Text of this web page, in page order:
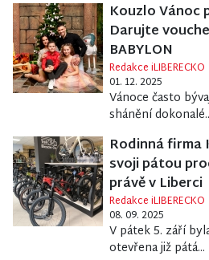
Kouzlo Vánoc
Darujte
BABYLON
Redakce iLIBERECKO
01. 12. 2025
Vánoce často
shánění
Rodinná
svoji pátou
právě v Liberci
Redakce iLIBERECKO
08. 09. 2025
V pátek 5. září
otevřena již pátá...